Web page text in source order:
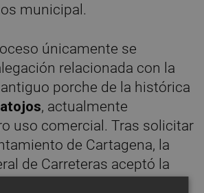
municipal.
únicamente se
relacionada con la
porche de la histórica
, actualmente
uso comercial. Tras solicitar
de Cartagena, la
de Carreteras aceptó la
el proyecto para